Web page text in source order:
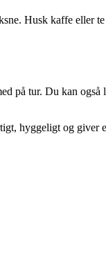
Husk kaffe eller
på tur. Du kan også
hyggeligt og giver